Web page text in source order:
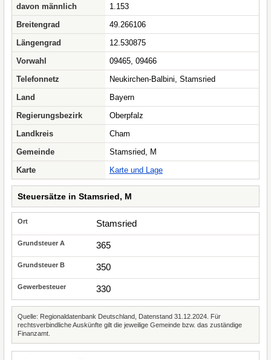
davon männlich
1.153
Breitengrad
49.266106
Längengrad
12.530875
Vorwahl
09465, 09466
Telefonnetz
Neukirchen-Balbini, Stamsried
Land
Bayern
Regierungsbezirk
Oberpfalz
Landkreis
Cham
Gemeinde
Stamsried, M
Karte
Karte und Lage
Steuersätze in Stamsried, M
Stamsried
365
350
330
Quelle: Regionaldatenbank Deutschland, Datenstand 31.12.2024. Für
rechtsverbindliche Auskünfte gilt die jeweilige Gemeinde bzw. das zuständige
Finanzamt.